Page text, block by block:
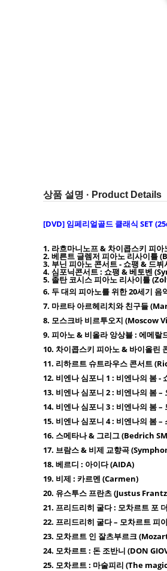
상품 설명 · Product Details
[DVD] 임페리얼골드 클래식 SET
1. 라흐마니노프 & 차이콥스키
2. 베른트 글렘저 피아노 리사이
3. 부닌 피아노 콘서트 - 쇼팽 &
4. 심포닉콘서트 : 쇼팽 & 베토벤
5. 졸탄 코시스 피아노 리사이틀
6. 두 대의 피아노를 위한 20세기
7. 마르타 아르헤리치와 친구들
8. 모스크바 비르투오지 (Moscow
9. 피아노 & 비올라 앙상블 : 에메
10. 차이콥스키 피아노 & 바이올
11. 리하르트 슈트라우스 콘서트
12. 비엔나 심포니 1 : 비엔나의 봄
13. 비엔나 심포니 2 : 비엔나의 봄
14. 비엔나 심포니 3 : 비엔나의 봄
15. 비엔나 심포니 4 : 비엔나의 봄
16. 스메타나 & 그리그 (Bedrich
17. 브람스 & 비제 교향곡
18. 베르디 : 아이다 (AIDA)
19. 비제 : 카르멘 (Carmen)
20. 유스투스 프란츠 (Justus
21. 프리드리히 굴다 : 모차르트
22. 프리드리히 굴다 – 모차르트
23. 모차르트 인 잘츠부르크
24. 모차르트 : 돈 조반니 (DON
25. 모차르트 : 마술피리 (The